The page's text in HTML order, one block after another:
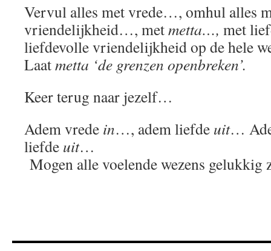
Vervul alles met vrede…, omhul alles
vriendelijkheid…, metmetta…, met
liefdevolle vriendelijkheid op de hele
Laatmetta ‘de grenzen openbreken’.
Keer terug naar jezelf…
Adem vrede in…, adem liefde uit…
liefde uit…
Mogen alle voelende wezens